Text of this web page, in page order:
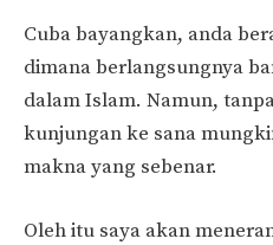
Cuba bayangkan, anda
dimana berlangsungnya
dalam Islam. Namun,
kunjungan ke sana
makna yang sebenar.
Oleh itu saya akan